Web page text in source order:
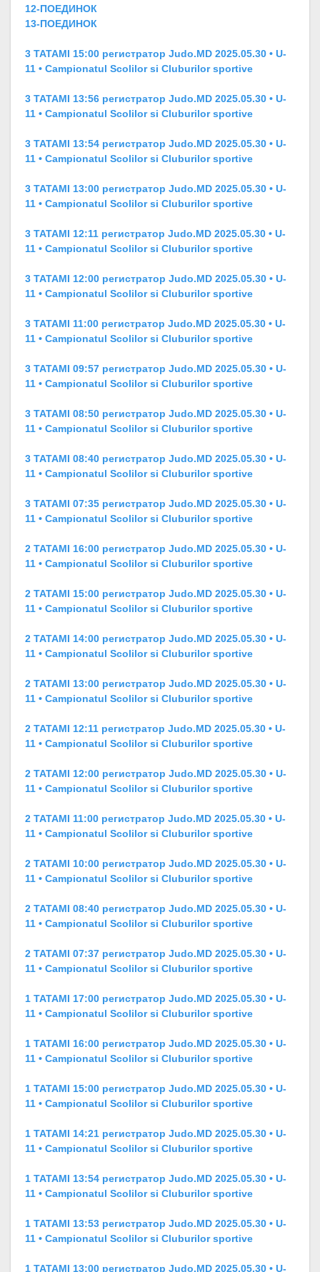
12-ПОЕДИНОК
13-ПОЕДИНОК
3 TATAMI 15:00 регистратор Judo.MD 2025.05.30 • U-
11 • Campionatul Scolilor si Cluburilor sportive
3 TATAMI 13:56 регистратор Judo.MD 2025.05.30 • U-
11 • Campionatul Scolilor si Cluburilor sportive
3 TATAMI 13:54 регистратор Judo.MD 2025.05.30 • U-
11 • Campionatul Scolilor si Cluburilor sportive
3 TATAMI 13:00 регистратор Judo.MD 2025.05.30 • U-
11 • Campionatul Scolilor si Cluburilor sportive
3 TATAMI 12:11 регистратор Judo.MD 2025.05.30 • U-
11 • Campionatul Scolilor si Cluburilor sportive
3 TATAMI 12:00 регистратор Judo.MD 2025.05.30 • U-
11 • Campionatul Scolilor si Cluburilor sportive
3 TATAMI 11:00 регистратор Judo.MD 2025.05.30 • U-
11 • Campionatul Scolilor si Cluburilor sportive
3 TATAMI 09:57 регистратор Judo.MD 2025.05.30 • U-
11 • Campionatul Scolilor si Cluburilor sportive
3 TATAMI 08:50 регистратор Judo.MD 2025.05.30 • U-
11 • Campionatul Scolilor si Cluburilor sportive
3 TATAMI 08:40 регистратор Judo.MD 2025.05.30 • U-
11 • Campionatul Scolilor si Cluburilor sportive
3 TATAMI 07:35 регистратор Judo.MD 2025.05.30 • U-
11 • Campionatul Scolilor si Cluburilor sportive
2 TATAMI 16:00 регистратор Judo.MD 2025.05.30 • U-
11 • Campionatul Scolilor si Cluburilor sportive
2 TATAMI 15:00 регистратор Judo.MD 2025.05.30 • U-
11 • Campionatul Scolilor si Cluburilor sportive
2 TATAMI 14:00 регистратор Judo.MD 2025.05.30 • U-
11 • Campionatul Scolilor si Cluburilor sportive
2 TATAMI 13:00 регистратор Judo.MD 2025.05.30 • U-
11 • Campionatul Scolilor si Cluburilor sportive
2 TATAMI 12:11 регистратор Judo.MD 2025.05.30 • U-
11 • Campionatul Scolilor si Cluburilor sportive
2 TATAMI 12:00 регистратор Judo.MD 2025.05.30 • U-
11 • Campionatul Scolilor si Cluburilor sportive
2 TATAMI 11:00 регистратор Judo.MD 2025.05.30 • U-
11 • Campionatul Scolilor si Cluburilor sportive
2 TATAMI 10:00 регистратор Judo.MD 2025.05.30 • U-
11 • Campionatul Scolilor si Cluburilor sportive
2 TATAMI 08:40 регистратор Judo.MD 2025.05.30 • U-
11 • Campionatul Scolilor si Cluburilor sportive
2 TATAMI 07:37 регистратор Judo.MD 2025.05.30 • U-
11 • Campionatul Scolilor si Cluburilor sportive
1 TATAMI 17:00 регистратор Judo.MD 2025.05.30 • U-
11 • Campionatul Scolilor si Cluburilor sportive
1 TATAMI 16:00 регистратор Judo.MD 2025.05.30 • U-
11 • Campionatul Scolilor si Cluburilor sportive
1 TATAMI 15:00 регистратор Judo.MD 2025.05.30 • U-
11 • Campionatul Scolilor si Cluburilor sportive
1 TATAMI 14:21 регистратор Judo.MD 2025.05.30 • U-
11 • Campionatul Scolilor si Cluburilor sportive
1 TATAMI 13:54 регистратор Judo.MD 2025.05.30 • U-
11 • Campionatul Scolilor si Cluburilor sportive
1 TATAMI 13:53 регистратор Judo.MD 2025.05.30 • U-
11 • Campionatul Scolilor si Cluburilor sportive
1 TATAMI 13:00 регистратор Judo.MD 2025.05.30 • U-